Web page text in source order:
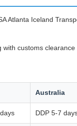
Atlanta Iceland
customs clearance
Australia
DDP 5-7